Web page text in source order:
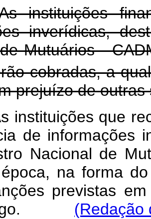
instituições
inverídicas,
Mutuários -
cobradas, a
prejuízo de
instituições que
de informações
Nacional de
na forma
previstas
(Redação